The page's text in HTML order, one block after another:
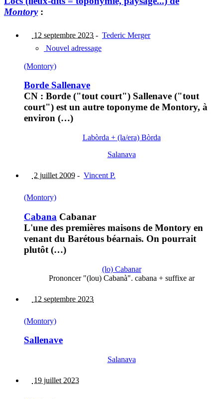
Montory:
12 septembre 2023 - Tederic Merger
Nouvel adressage
(Montory)
Borde Sallenave
CN : Borde ("tout court") Sallenave ("tout
court") est un autre toponyme de Montory, à
environ (…)
Labòrda + (la/era) Bòrda
Salanava
2 juillet 2009 - Vincent P.
(Montory)
Cabana Cabanar
L'une des premières maisons de Montory en
venant du Barétous béarnais. On pourrait
plutôt (…)
(lo) Cabanar
Prononcer "(lou) Cabanà". cabana + suffixe ar
12 septembre 2023
(Montory)
Sallenave
Salanava
19 juillet 2023